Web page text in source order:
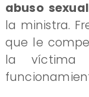
abuso
la ministra.
que le
la víctima